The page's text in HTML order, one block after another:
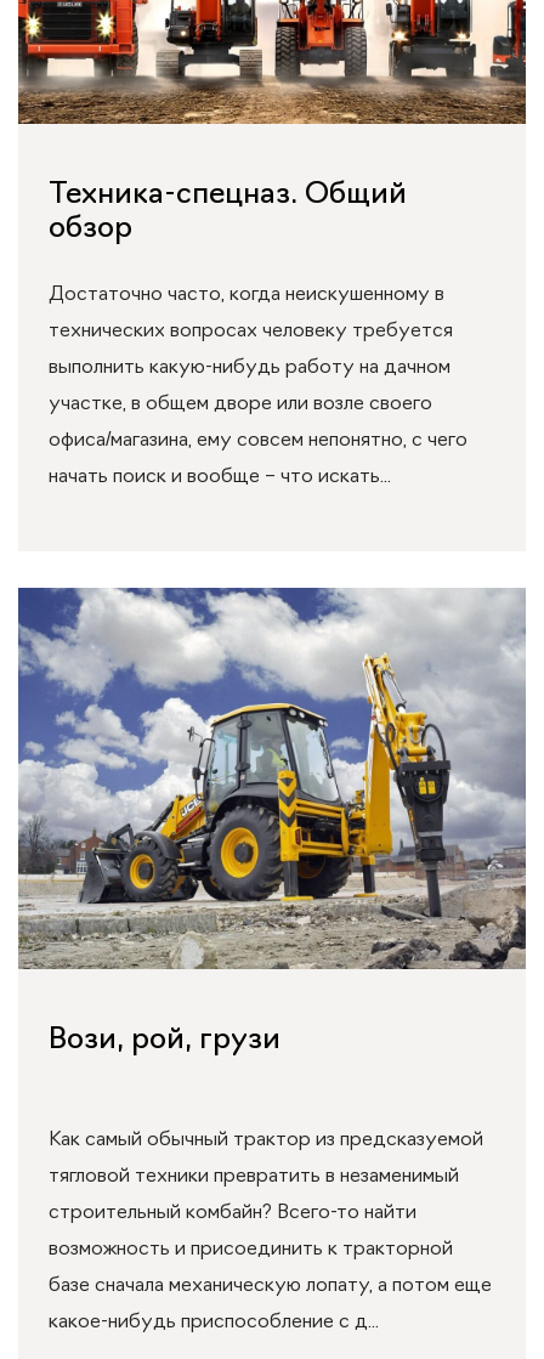
Техника-спецназ. Общий
обзор
Достаточно часто, когда неискушенному в
технических вопросах человеку требуется
выполнить какую-нибудь работу на дачном
участке, в общем дворе или возле своего
офиса/магазина, ему совсем непонятно, с чего
начать поиск и вообще – что искать...
Вози, рой, грузи
Как самый обычный трактор из предсказуемой
тягловой техники превратить в незаменимый
строительный комбайн? Всего-то найти
возможность и присоединить к тракторной
базе сначала механическую лопату, а потом еще
какое-нибудь приспособление с д...